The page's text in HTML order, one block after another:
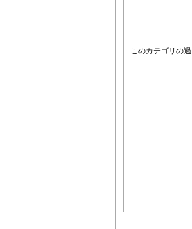
このカテゴリの